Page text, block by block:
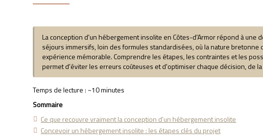
La conception d'un hébergement insolite en Côtes-d'Armor répond à une
séjours immersifs, loin des formules standardisées, où la nature bretonne
expérience mémorable. Comprendre les étapes, les contraintes et les
permet d'éviter les erreurs coûteuses et d'optimiser chaque décision, de
Temps de lecture : ~10 minutes
Sommaire
Ce que recouvre vraiment la conception d'un hébergement insolite
Concevoir un hébergement insolite : les étapes clés du projet